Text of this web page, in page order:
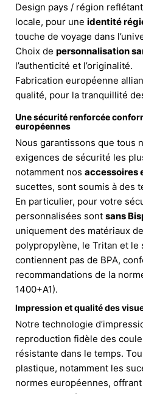
Design pays / région
locale, pour une identité
touche de voyage dans
Choix de personnalisation
l’authenticité et l’originalité.
Fabrication européenne
qualité, pour la tranquillité
Une sécurité renforcée
européennes
Nous garantissons que tous
exigences de sécurité les
notamment nos accessoires
sucettes, sont soumis à des
En particulier, pour votre
personnalisées sont sans
uniquement des matériaux
polypropylène, le Tritan et le
contiennent pas de BPA,
recommandations de la
1400+A1).
Impression et qualité des
Notre technologie
reproduction fidèle des
résistante dans le temps.
plastique, notamment les
normes européennes,